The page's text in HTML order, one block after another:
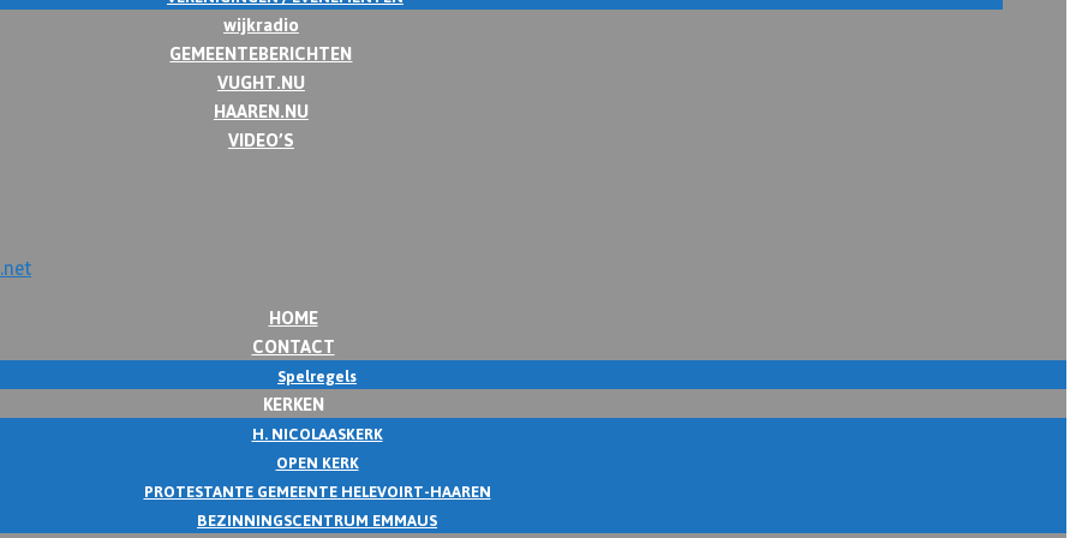
wijkradio
GEMEENTEBERICHTEN
VUGHT.NU
HAAREN.NU
VIDEO’S
HOME
CONTACT
Spelregels
KERKEN
H. NICOLAASKERK
OPEN KERK
PROTESTANTE GEMEENTE HELEVOIRT-HAAREN
BEZINNINGSCENTRUM EMMAUS